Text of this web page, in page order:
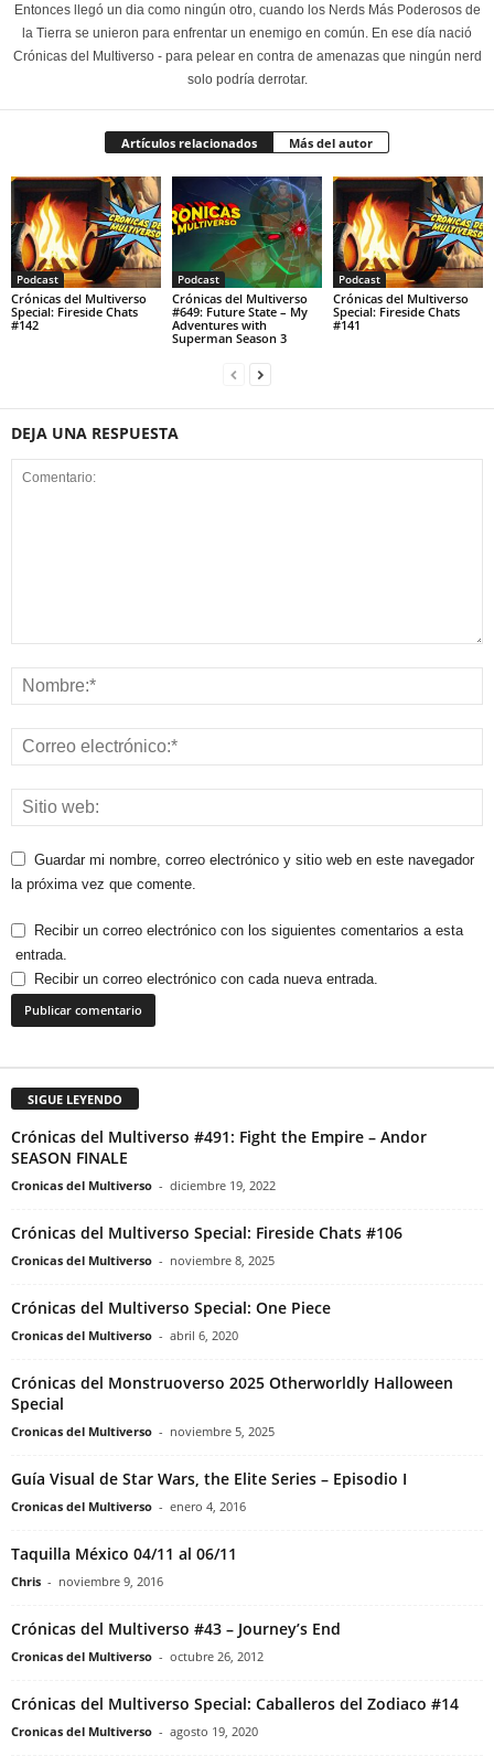
Entonces llegó un dia como ningún otro, cuando los Nerds Más Poderosos de
la Tierra se unieron para enfrentar un enemigo en común. En ese día nació
Crónicas del Multiverso - para pelear en contra de amenazas que ningún nerd
solo podría derrotar.
Artículos relacionados Más del autor
Podcast
Crónicas del Multiverso
Special: Fireside Chats
#142
Podcast
Crónicas del Multiverso
#649: Future State – My
Adventures with
Superman Season 3
Podcast
Crónicas del Multiverso
Special: Fireside Chats
#141
DEJA UNA RESPUESTA
Guardar mi nombre, correo electrónico y sitio web en este navegador
la próxima vez que comente.
Recibir un correo electrónico con los siguientes comentarios a esta
entrada.
Recibir un correo electrónico con cada nueva entrada.
SIGUE LEYENDO
Crónicas del Multiverso #491: Fight the Empire – Andor
SEASON FINALE
Cronicas del Multiverso - diciembre 19, 2022
Crónicas del Multiverso Special: Fireside Chats #106
Cronicas del Multiverso - noviembre 8, 2025
Crónicas del Multiverso Special: One Piece
Cronicas del Multiverso - abril 6, 2020
Crónicas del Monstruoverso 2025 Otherworldly Halloween
Special
Cronicas del Multiverso - noviembre 5, 2025
Guía Visual de Star Wars, the Elite Series – Episodio I
Cronicas del Multiverso - enero 4, 2016
Taquilla México 04/11 al 06/11
Chris - noviembre 9, 2016
Crónicas del Multiverso #43 – Journey’s End
Cronicas del Multiverso - octubre 26, 2012
Crónicas del Multiverso Special: Caballeros del Zodiaco #14
Cronicas del Multiverso - agosto 19, 2020